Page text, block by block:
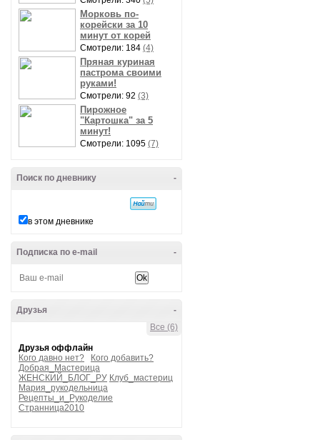
Морковь по-
корейски за 10
минут от корей
Смотрели: 184 (4)
Пряная куриная
пастрома своими
руками!
Смотрели: 92 (3)
Пирожное
"Картошка" за 5
минут!
Смотрели: 1095 (7)
-
Поиск по дневнику
в этом дневнике
-
Подписка по e-mail
-
Друзья
Все (6)
Друзья оффлайн
Кого давно нет?
Кого добавить?
Добрая_Мастерица
ЖЕНСКИЙ_БЛОГ_РУ Клуб_мастериц
Мария_рукодельница
Рецепты_и_Рукоделие
Странница2010